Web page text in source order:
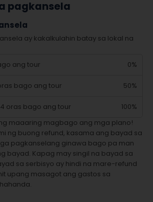
pagkansela
ay kakalkulahin batay sa lokal na
ang tour
0%
bago ang tour 50%
oras bago ang tour
100%
maaaring magbago ang mga plano!
ng buong refund, kasama ang bayad sa
pagkanselang ginawa bago pa man
bayad. Kapag may singil na bayad sa
sa serbisyo ay hindi na mare-refund
upang masagot ang gastos sa